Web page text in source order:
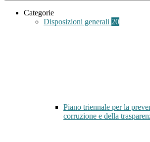
Categorie
Disposizioni generali 20
Piano triennale per la
corruzione e della